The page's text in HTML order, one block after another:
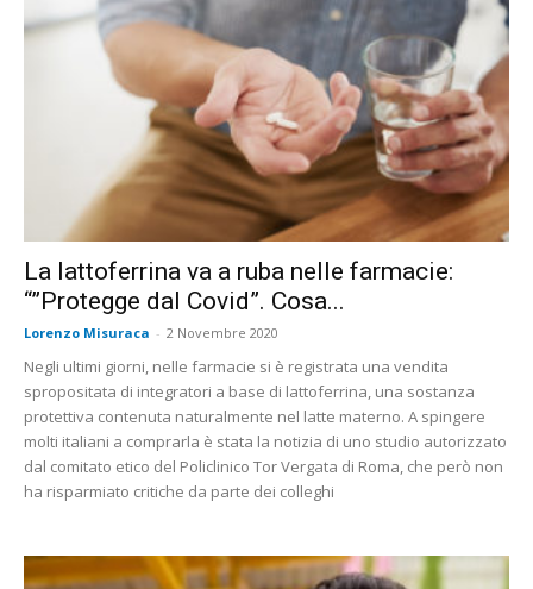
La lattoferrina va a ruba nelle farmacie:
“”Protegge dal Covid”. Cosa...
Lorenzo Misuraca - 2 Novembre 2020
Negli ultimi giorni, nelle farmacie si è registrata una vendita
spropositata di integratori a base di lattoferrina, una sostanza
protettiva contenuta naturalmente nel latte materno. A spingere
molti italiani a comprarla è stata la notizia di uno studio autorizzato
dal comitato etico del Policlinico Tor Vergata di Roma, che però non
ha risparmiato critiche da parte dei colleghi